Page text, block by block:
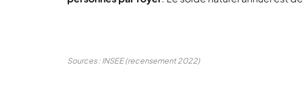
Sources : INSEE (recensement 2022)